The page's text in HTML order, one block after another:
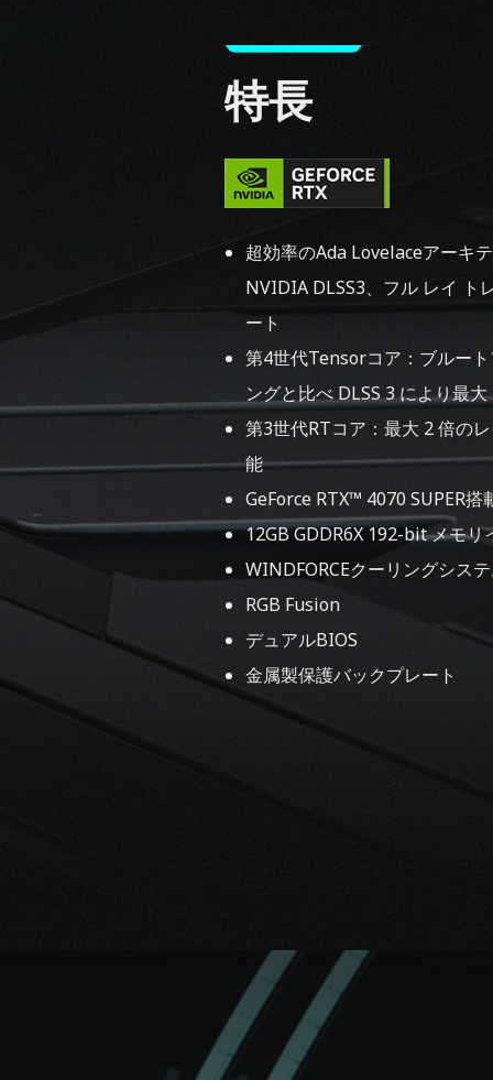
特長
超効率のAda Lovelaceアーキ
NVIDIA DLSS3、フル レイ ト
ート
第4世代Tensorコア：ブルー
ングと比べ DLSS 3 により最
第3世代RTコア：最大 2 倍の
能
GeForce RTX™ 4070 SUPER搭
12GB GDDR6X 192-bit メモリ
WINDFORCEクーリングシス
RGB Fusion
デュアルBIOS
金属製保護バックプレート